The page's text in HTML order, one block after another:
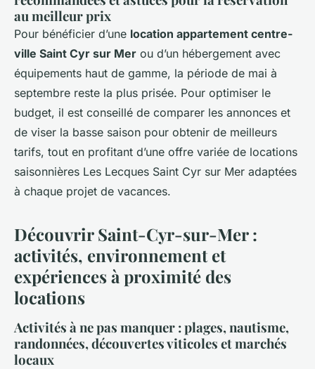
au meilleur prix
Pour bénéficier d’une location appartement centre-
ville Saint Cyr sur Mer ou d’un hébergement avec
équipements haut de gamme, la période de mai à
septembre reste la plus prisée. Pour optimiser le
budget, il est conseillé de comparer les annonces et
de viser la basse saison pour obtenir de meilleurs
tarifs, tout en profitant d’une offre variée de locations
saisonnières Les Lecques Saint Cyr sur Mer adaptées
à chaque projet de vacances.
Découvrir Saint-Cyr-sur-Mer :
activités, environnement et
expériences à proximité des
locations
Activités à ne pas manquer : plages, nautisme,
randonnées, découvertes viticoles et marchés
locaux